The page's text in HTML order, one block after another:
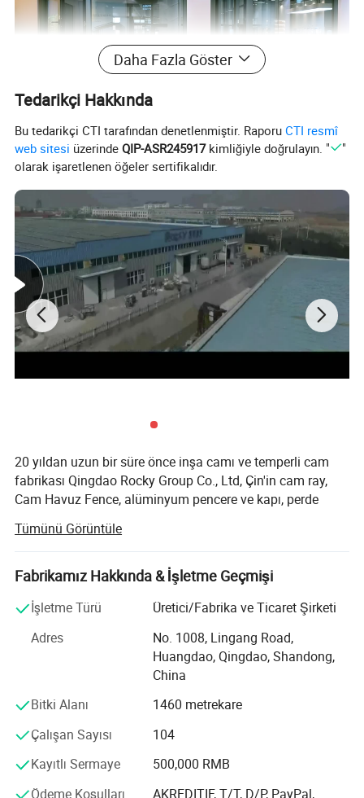
Daha Fazla Göster
Tedarikçi Hakkında
Bu tedarikçi CTI tarafından denetlenmiştir. RaporuCTI resmî
web sitesi üzerindeQIP-ASR245917kimliğiyle doğrulayın. "
"
olarak işaretlenen öğeler sertifikalıdır.
20 yıldan uzun bir süre önce inşa camı ve temperli cam
fabrikası Qingdao Rocky Group Co., Ltd, Çin'in cam ray,
Cam Havuz Fence, alüminyum pencere ve kapı, perde
20 yılı aşkın deneyime sahip Yapısal cam cephe üreticisi,
Qingdao Rocky Industry Co., Ltd, dünya genelinde yüksek
kaliteli cam ray, alüminyum pencere ve kapı, Çin'de cam
perdeli duvar gibi önde gelen üreticilerden biri olarak ev
tarafından tanınmaktadır. Müşterilerimiz 100'den fazla
ülkeden geliyor. Ve bazıları Avrupa, ABD ve Kanada'dan en
iyi şekilde tanımış şirketlerdir.
Sürekli olarak ürün tasarımı ve geliştirmenin ön planında
yer almak için çaba göstersek de bizi kalabalıktan ayıran
olan bağlılığımdır.
Tümünü Görüntüle
Fabrikamız Hakkında & İşletme Geçmişi
İşletme Türü
Üretici/Fabrika ve Ticaret Şirketi
Adres
No. 1008, Lingang Road,
Huangdao, Qingdao, Shandong,
China
Bitki Alanı
1460 metrekare
Çalışan Sayısı
104
Kayıtlı Sermaye
500,000 RMB
Ödeme Koşulları
AKREDITIF, T/T, D/P, PayPal,